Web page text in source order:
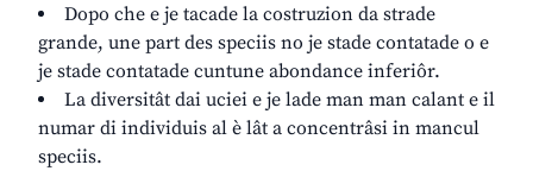
Dopo che e je tacade la costruzion da strade
grande, une part des speciis no je stade contatade o e
je stade contatade cuntune abondance inferiôr.
La diversitât dai uciei e je lade man man calant e il
numar di individuis al è lât a concentrâsi in mancul
speciis.